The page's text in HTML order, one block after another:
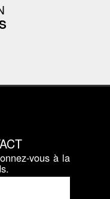
vous à la